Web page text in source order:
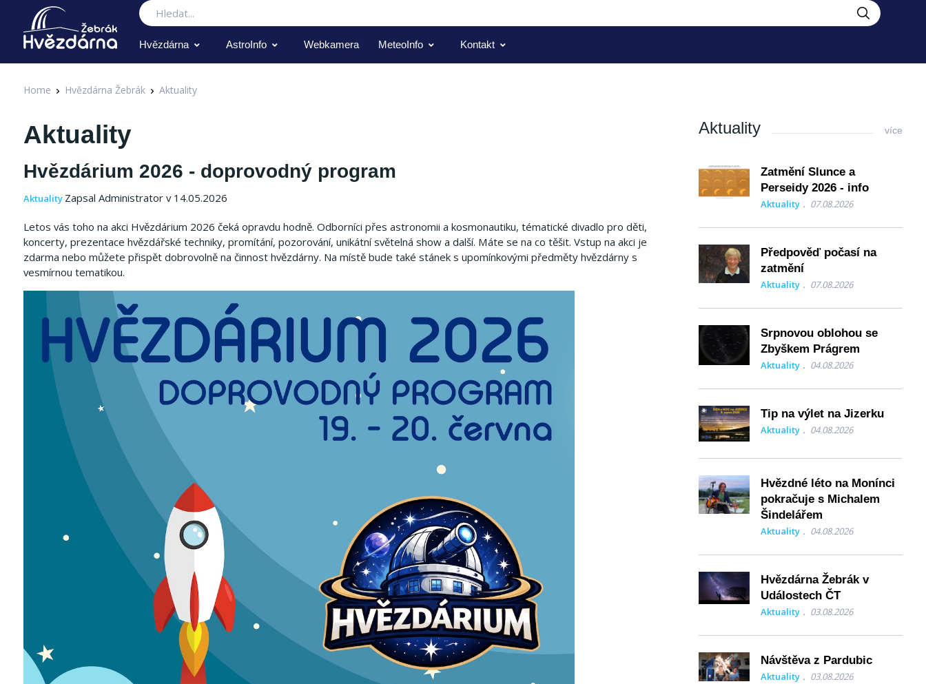
Hledat
Hvězdárna AstroInfo Webkamera MeteoInfo Kontakt
Home Hvězdárna Žebrák Aktuality
Aktuality
Hvězdárium 2026 - doprovodný program
Aktuality Zapsal Administrator v 14.05.2026
Letos vás toho na akci Hvězdárium 2026 čeká opravdu hodně. Odborníci přes astronomii a kosmonautiku, tématické divadlo pro děti,
koncerty, prezentace hvězdářské techniky, promítání, pozorování, unikátní světelná show a další. Máte se na co těšit. Vstup na akci je
zdarma nebo můžete přispět dobrovolně na činnost hvězdárny. Na místě bude také stánek s upomínkovými předměty hvězdárny s
vesmírnou tematikou.
Aktuality více
Zatmění Slunce a
Perseidy 2026 - info
Aktuality 07.08.2026
Předpověď počasí na
zatmění
Aktuality 07.08.2026
Srpnovou oblohou se
Zbyškem Prágrem
Aktuality 04.08.2026
Tip na výlet na Jizerku
Aktuality 04.08.2026
Hvězdné léto na Monínci
pokračuje s Michalem
Šindelářem
Aktuality 04.08.2026
Hvězdárna Žebrák v
Událostech ČT
Aktuality 03.08.2026
Návštěva z Pardubic
Aktuality 03.08.2026